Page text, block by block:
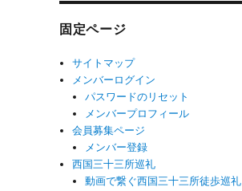
固定ページ
サイトマップ
メンバーログイン
パスワードのリセット
メンバープロフィール
会員募集ページ
メンバー登録
西国三十三所巡礼
動画で繋ぐ西国三十三所徒歩巡礼